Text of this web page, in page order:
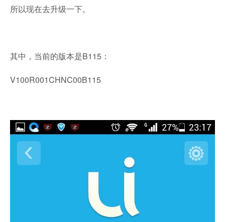
所以现在去升级一下。
其中，当前的版本是B115：
V100R001CHNC00B115